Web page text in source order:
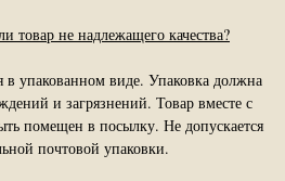
товар не надлежащего качества?
в упакованном виде. Упаковка должна
и загрязнений. Товар вместе с
помещен в посылку. Не допускается
почтовой упаковки.